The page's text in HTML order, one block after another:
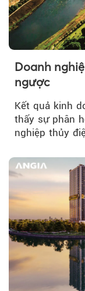
Doanh
ngược
Kết quả kinh
thấy sự phân
nghiệp thủy